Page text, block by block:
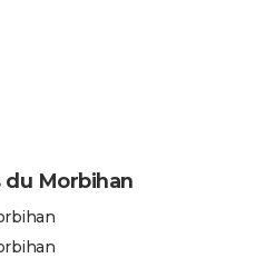
Morbihan